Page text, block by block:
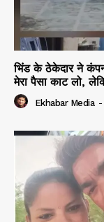
भिंड के ठेकेदार ने
मेरा पैसा काट लो,
Ekhabar Media -